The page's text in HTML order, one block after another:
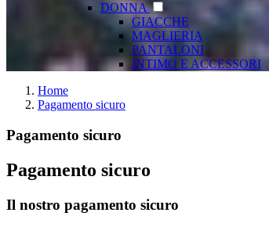
DONNA
GIACCHE
MAGLIERIA
PANTALONI
INTIMO E ACCESSORI
Home
Pagamento sicuro
Pagamento sicuro
Pagamento sicuro
Il nostro pagamento sicuro